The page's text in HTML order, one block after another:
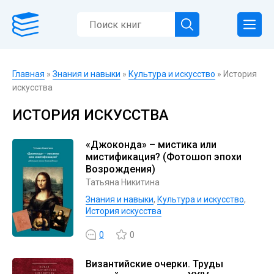
Главная » Знания и навыки » Культура и искусство » История
искусства
ИСТОРИЯ ИСКУССТВА
«Джоконда» – мистика или
мистификация? (Фотошоп эпохи
Возрождения)
Татьяна Никитина
Знания и навыки, Культура и искусство,
История искусства
0 0
Византийские очерки. Труды